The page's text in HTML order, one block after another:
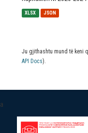
XLSX JSON
Ju gjithashtu mund të keni
API Docs).
a